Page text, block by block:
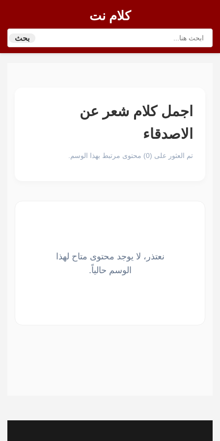
كلام نت
بحث
اجمل كلام شعر عن
الاصدقاء
تم العثور على (0) محتوى مرتبط بهذا الوسم.
نعتذر، لا يوجد محتوى متاح لهذا
الوسم حالياً.